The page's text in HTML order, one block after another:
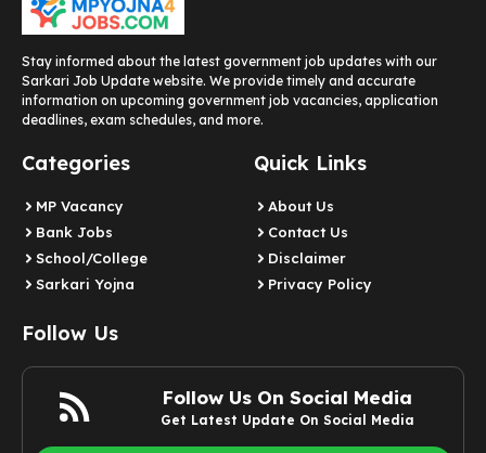
Stay informed about the latest government job updates with our
Sarkari Job Update website. We provide timely and accurate
information on upcoming government job vacancies, application
deadlines, exam schedules, and more.
Categories
MP Vacancy
Bank Jobs
School/College
Sarkari Yojna
Quick Links
About Us
Contact Us
Disclaimer
Privacy Policy
Follow Us
Follow Us On Social Media
Get Latest Update On Social Media